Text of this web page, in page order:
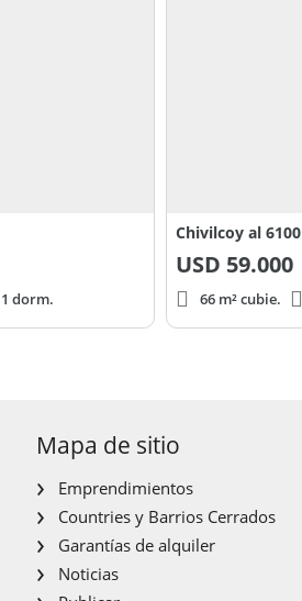
1 dorm.
Chivilcoy al 6100
USD 59.000
66 m² cubie.
Mapa de sitio
Emprendimientos
Countries y Barrios Cerrados
Garantías de alquiler
Noticias